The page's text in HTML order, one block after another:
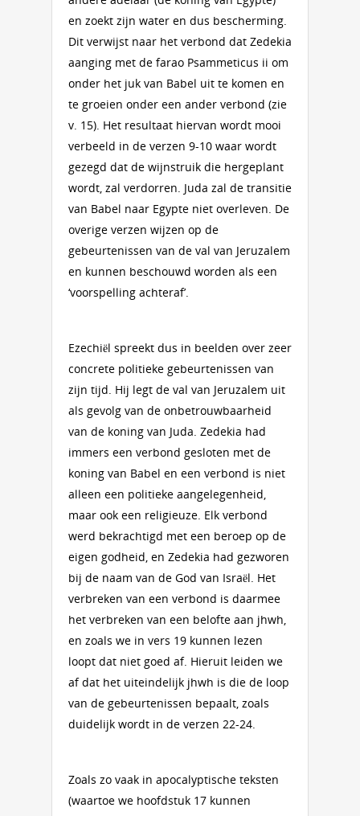
en zoekt zijn water en dus bescherming.
Dit verwijst naar het verbond dat Zedekia
aanging met de farao Psammeticus ii om
onder het juk van Babel uit te komen en
te groeien onder een ander verbond (zie
v. 15). Het resultaat hiervan wordt mooi
verbeeld in de verzen 9-10 waar wordt
gezegd dat de wijnstruik die hergeplant
wordt, zal verdorren. Juda zal de transitie
van Babel naar Egypte niet overleven. De
overige verzen wijzen op de
gebeurtenissen van de val van Jeruzalem
en kunnen beschouwd worden als een
‘voorspelling achteraf’.
Ezechiël spreekt dus in beelden over zeer
concrete politieke gebeurtenissen van
zijn tijd. Hij legt de val van Jeruzalem uit
als gevolg van de onbetrouwbaarheid
van de koning van Juda. Zedekia had
immers een verbond gesloten met de
koning van Babel en een verbond is niet
alleen een politieke aangelegenheid,
maar ook een religieuze. Elk verbond
werd bekrachtigd met een beroep op de
eigen godheid, en Zedekia had gezworen
bij de naam van de God van Israël. Het
verbreken van een verbond is daarmee
het verbreken van een belofte aan jhwh,
en zoals we in vers 19 kunnen lezen
loopt dat niet goed af. Hieruit leiden we
af dat het uiteindelijk jhwh is die de loop
van de gebeurtenissen bepaalt, zoals
duidelijk wordt in de verzen 22-24.
Zoals zo vaak in apocalyptische teksten
(waartoe we hoofdstuk 17 kunnen